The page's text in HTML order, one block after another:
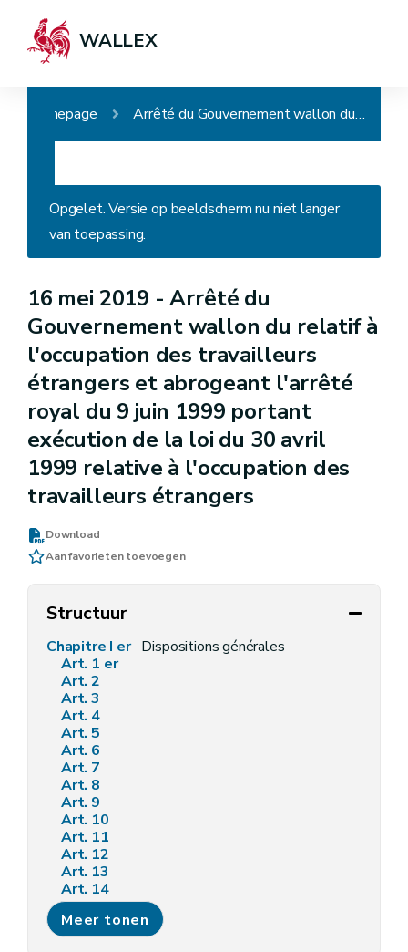
WALLEX
Homepage Arrêté du Gouvernement wallon du relatif à l'occupation des travailleurs étrangers et abrogeant l'arrêté royal du 9 juin 1999 portant exécution de la loi du 30 avril 1999 relative à l'occupation des travailleurs étrangers
Opgelet. Versie op beeldscherm nu niet langer
van toepassing.
16 mei 2019 -Arrêté du
Gouvernement wallon du relatif à
l'occupation des travailleurs
étrangers et abrogeant l'arrêté
royal du 9 juin 1999 portant
exécution de la loi du 30 avril
1999 relative à l'occupation des
travailleurs étrangers
Download
Aan favorieten toevoegen
Structuur
Chapitre I er Dispositions générales
Art. 1 er
Art. 2
Art. 3
Art. 4
Art. 5
Art. 6
Art. 7
Art. 8
Art. 9
Art. 10
Art. 11
Art. 12
Art. 13
Art. 14
Chapitre II Dispenses d'admission au travail et admissions spécifiques au travail
Art. 15
Art. 16
Meer tonen